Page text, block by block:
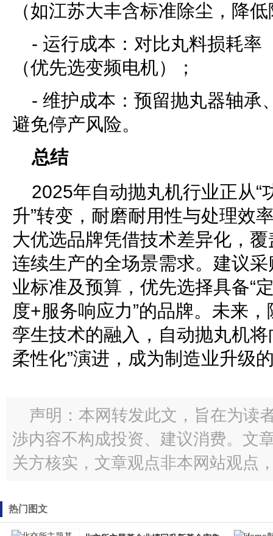
（如江苏大丰含标准除尘，降
- 运行成本：对比丸料损耗率
（优先选变频电机）；
- 维护成本：预留抛丸器轴承
避免停产风险。
总结
2025年自动抛丸机行业正从“
升”转变，耐磨耐用性与处理效
大优选品牌凭借技术差异化，
连续生产的全场景需求。建议
业标准及预算，优先选择具备“
度+服务响应力”的品牌。未来
孪生技术的融入，自动抛丸机
柔性化”演进，成为制造业升级
声明：本网转发此文，旨在为读
渉内容不构成投资、建议消费。文
关方核实，文章观点非本网站观点
热门图文